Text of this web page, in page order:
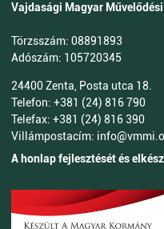
Vajdasági Magyar
Törzsszám: 08891893
Adószám: 105720345
24400 Zenta, Posta utca 18.
Telefon: +381 (24) 816 790
Telefax: +381 (24) 816 390
Villámpostacím:
A honlap fejlesztését és